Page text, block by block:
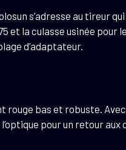
s’adresse au tireur
et la culasse usinée
d’adaptateur.
bas et robuste.
pour un retour aux